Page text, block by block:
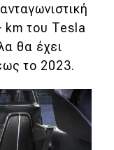
km του Tesla
θα έχει
το 2023.